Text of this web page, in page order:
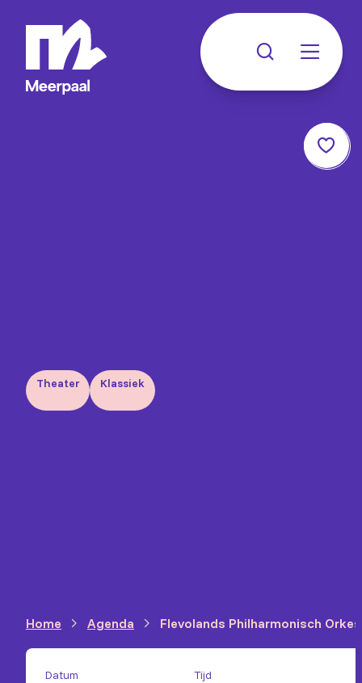
Theater Klassiek
Home Agenda Flevolands Philharmonisch
Datum Tijd